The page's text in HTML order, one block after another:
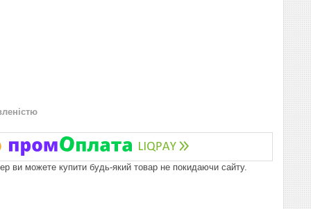
ви можете купити будь-який товар не покидаючи сайту.